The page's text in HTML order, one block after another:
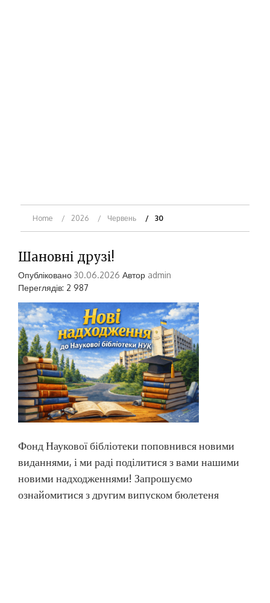
Home 2026 Червень 30
Шановні друзі!
Опубліковано 30.06.2026 Автор admin
Переглядів: 2 987
Фонд Наукової бібліотеки поповнився новими
виданнями, і ми раді поділитися з вами нашими
новими надходженнями! Запрошуємо
ознайомитися з другим випуском бюлетеня